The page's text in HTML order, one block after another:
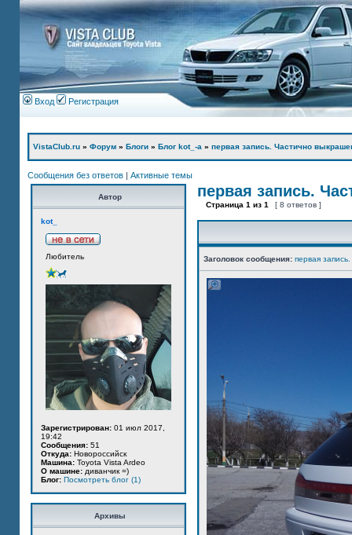
Вход Регистрация
VistaClub.ru » Форум » Блоги » Блог kot_-а » первая запись. Частично
Сообщения без ответов | Активные темы
Автор
kot_
Любитель
Зарегистрирован: 01 июл 2017,
19:42
Сообщения: 51
Откуда: Новороссийск
Машина: Toyota Vista Ardeo
О машине: диванчик =)
Блог: Посмотреть блог (1)
Архивы
первая запись.
Страница 1 из 1 [ 8 ответов ]
Заголовок сообщения: первая